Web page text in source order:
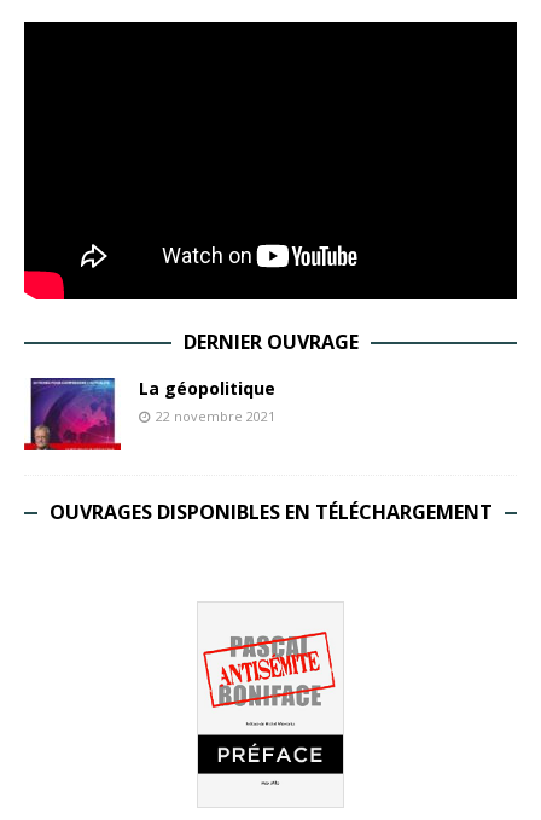
DERNIER OUVRAGE
La géopolitique
22 novembre 2021
OUVRAGES DISPONIBLES EN TÉLÉCHARGEMENT